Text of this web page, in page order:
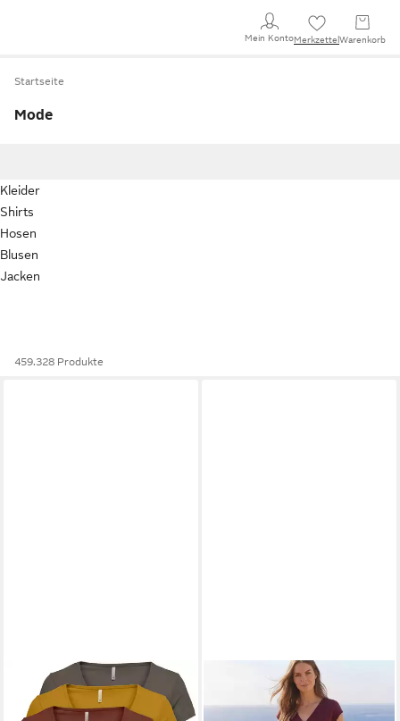
Mein KontoMerkzettel Warenkorb
Startseite
Mode
Kleider
Shirts
Hosen
Blusen
Jacken
459.328 Produkte